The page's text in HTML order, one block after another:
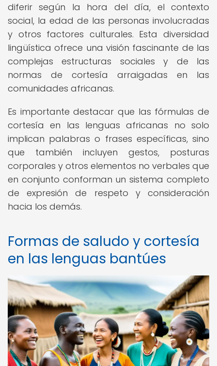
diferir según la hora del día, el contexto
social, la edad de las personas involucradas
y otros factores culturales. Esta diversidad
lingüística ofrece una visión fascinante de las
complejas estructuras sociales y de las
normas de cortesía arraigadas en las
comunidades africanas.
Es importante destacar que las fórmulas de
cortesía en las lenguas africanas no solo
implican palabras o frases específicas, sino
que también incluyen gestos, posturas
corporales y otros elementos no verbales que
en conjunto conforman un sistema completo
de expresión de respeto y consideración
hacia los demás.
Formas de saludo y cortesía
en las lenguas bantúes